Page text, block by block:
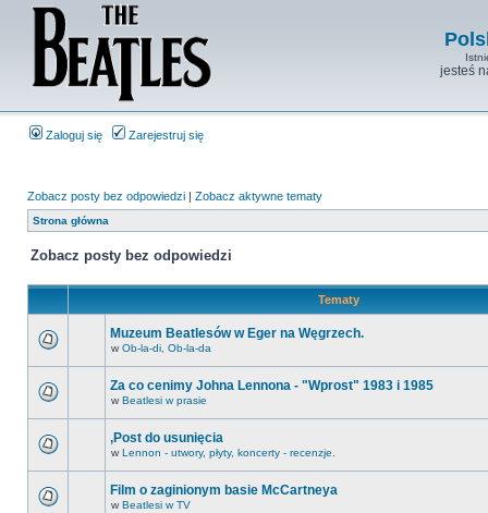
jesteś
Zaloguj się Zarejestruj się
Zobacz posty bez odpowiedzi | Zobacz aktywne tematy
Strona główna
Zobacz posty bez odpowiedzi
Tematy
Muzeum Beatlesów w Eger na Węgrzech.
w Ob-la-di, Ob-la-da
Za co cenimy Johna Lennona - "Wprost" 1983 i 1985
w Beatlesi w prasie
,Post do usunięcia
w Lennon - utwory, płyty, koncerty - recenzje.
Film o zaginionym basie McCartneya
w Beatlesi w TV